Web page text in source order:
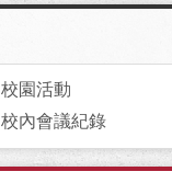
校園活動
校內會議紀錄